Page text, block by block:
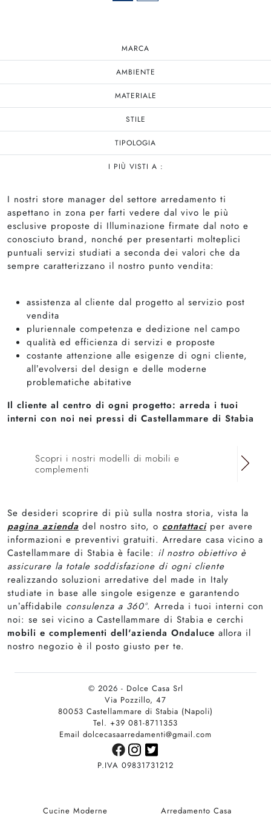
MARCA
AMBIENTE
MATERIALE
STILE
TIPOLOGIA
I PIÙ VISTI A :
I nostri store manager del settore arredamento ti
aspettano in zona per farti vedere dal vivo le più
esclusive proposte di Illuminazione firmate dal noto e
conosciuto brand, nonché per presentarti molteplici
puntuali servizi studiati a seconda dei valori che da
sempre caratterizzano il nostro punto vendita:
assistenza al cliente dal progetto al servizio post
vendita
pluriennale competenza e dedizione nel campo
qualità ed efficienza di servizi e proposte
costante attenzione alle esigenze di ogni cliente,
all’evolversi del design e delle moderne
problematiche abitative
Il cliente al centro di ogni progetto: arreda i tuoi
interni con noi nei pressi di Castellammare di Stabia
Scopri i nostri modelli di mobili e
complementi
Se desideri scoprire di più sulla nostra storia, vista la
pagina azienda del nostro sito, o contattaciper avere
informazioni e preventivi gratuiti. Arredare casa vicino a
Castellammare di Stabia è facile: il nostro obiettivo è
assicurare la totale soddisfazione di ogni cliente
realizzando soluzioni arredative del made in Italy
studiate in base alle singole esigenze e garantendo
un’affidabile consulenza a 360°. Arreda i tuoi interni con
noi: se sei vicino a Castellammare di Stabia e cerchi
mobili e complementi dell'azienda Ondaluce allora il
nostro negozio è il posto giusto per te.
© 2026 - Dolce Casa Srl
Via Pozzillo, 47
80053 Castellammare di Stabia (Napoli)
Tel. +39 081-8711353
Email dolcecasaarredamenti@gmail.com
P.IVA 09831731212
Cucine Moderne Arredamento Casa